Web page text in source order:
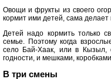
Овощи и фрукты из своего
кормит ими детей, сама делает
Детей надо кормить только
семье. Поэтому когда
село Бай-Хаак, или в Кызыл,
годности, и мешками,
В три смены